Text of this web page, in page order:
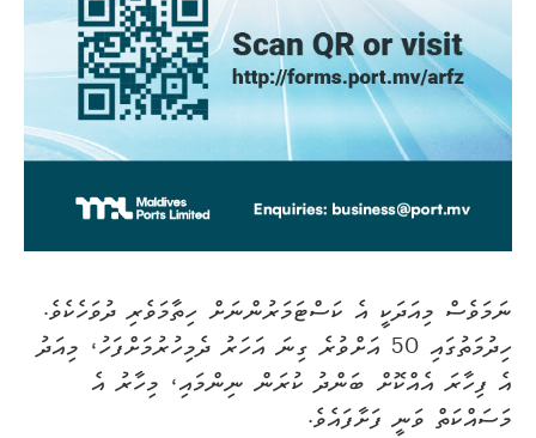
ނަމަވެސް މިއަދަކީ އެ ކަސްޓަމަރުންނަށް ހިތާމަވެރި ދުވަހެކެވެ.
ހިދުމަތުގައި 50 އަށްވުރެ ގިނަ އަހަރު ދެމިހުރުމަށްފަހު، މިއަދު
އެ ފިހާރަ އެއްކޮށް ބަންދު ކުރަން ނިންމައި، މިހާރު އެ
މަސައްކަތް ވަނީ ފަށާފައެވެ.